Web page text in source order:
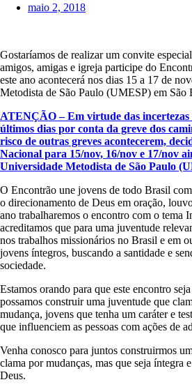
maio 2, 2018
Gostaríamos de realizar um convite
amigos, amigas e igreja participe do
este ano acontecerá nos dias 15 a 17 de
Metodista de São Paulo (UMESP) em São
ATENÇÃO – Em virtude das incertezas
últimos dias por conta da greve dos
risco de outras greves acontecerem,
Nacional para 15/nov, 16/nov e 17/nov
Universidade Metodista de São Paulo
O Encontrão une jovens de todo Brasil
o direcionamento de Deus em oração,
ano trabalharemos o encontro com o tema
acreditamos que para uma juventude
nos trabalhos missionários no Brasil e em
jovens íntegros, buscando a santidade e
sociedade.
Estamos orando para que este encontro
possamos construir uma juventude que
mudança, jovens que tenha um caráter e
que influenciem as pessoas com ações de
Venha conosco para juntos construirmos
clama por mudanças, mas que seja íntegra
Deus.